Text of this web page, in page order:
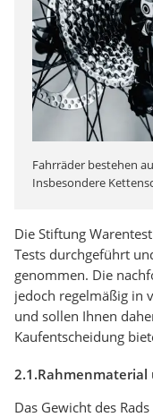
Fahrräder bestehen
Insbesondere
Die Stiftung
Tests durchgeführt
genommen. Die
jedoch regelmäßig in
und sollen Ihnen
Kaufentscheidung
2.1.Rahmenmaterial
Das Gewicht des